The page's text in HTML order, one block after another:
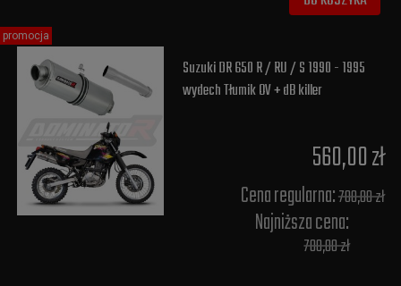
Suzuki DR 650 R / RU / S 1990 - 1995
wydech Tłumik OV + dB killer
560,00 zł
Cena regularna:700,00 zł
Najniższa cena:
700,00 zł
promocja